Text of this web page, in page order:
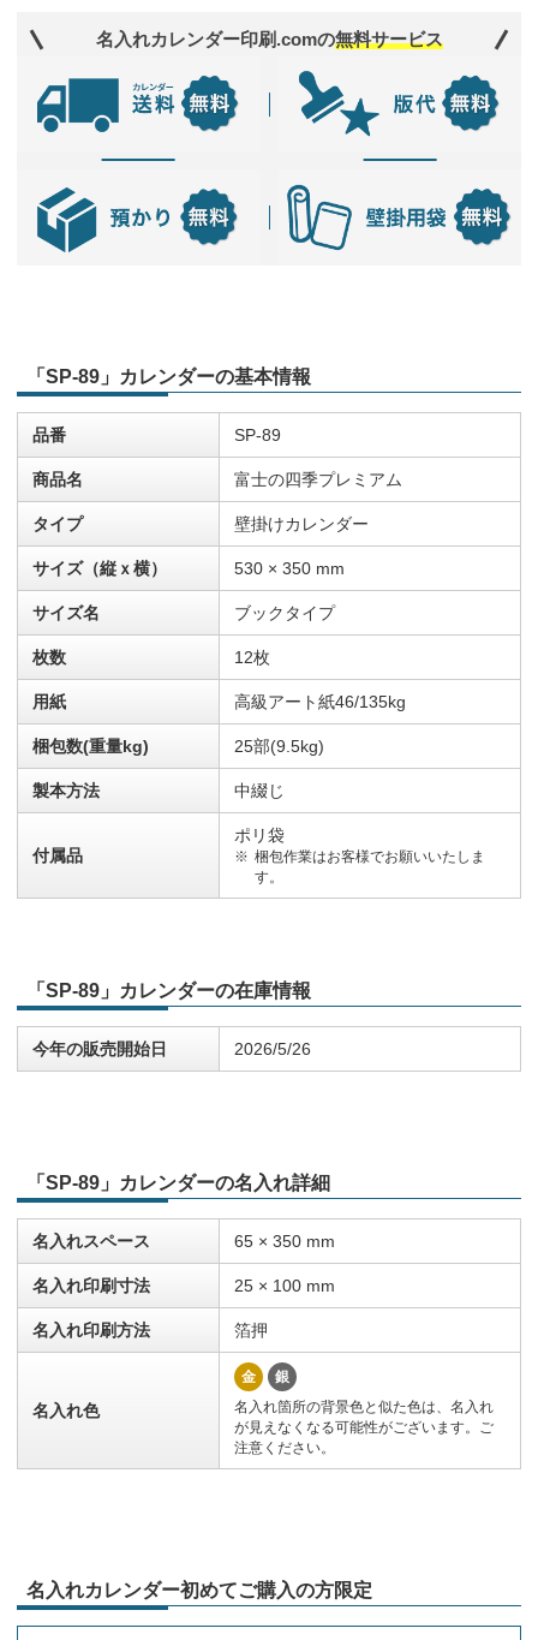
名入れカレンダー印刷.comの無料サービス
「SP-89」カレンダーの基本情報
品番 SP-89
商品名 富士の四季プレミアム
タイプ 壁掛けカレンダー
サイズ（縦ｘ横） 530 × 350 mm
サイズ名 ブックタイプ
枚数 12枚
用紙 高級アート紙46/135kg
梱包数(重量kg) 25部(9.5kg)
製本方法 中綴じ
付属品
ポリ袋
梱包作業はお客様でお願いいたしま
す。
「SP-89」カレンダーの在庫情報
今年の販売開始日 2026/5/26
「SP-89」カレンダーの名入れ詳細
名入れスペース 65 × 350 mm
名入れ印刷寸法 25 × 100 mm
名入れ印刷方法 箔押
名入れ色
金
銀
名入れ箇所の背景色と似た色は、名入れ
が見えなくなる可能性がございます。ご
注意ください。
名入れカレンダー初めてご購入の方限定